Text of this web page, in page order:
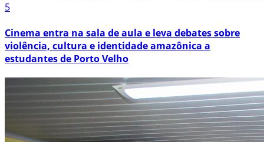
5
Cinema entra na sala de aula e leva debates sobre
violência, cultura e identidade amazônica a
estudantes de Porto Velho